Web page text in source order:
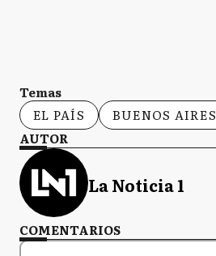
Temas
EL PAÍS
BUENOS AIRES
AUTOR
La Noticia 1
COMENTARIOS